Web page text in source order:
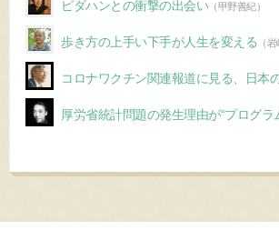
ピダハンとの衝撃の出会い （甲野善紀）
歩き方の上手い下手が人生を変える （
コロナワクチン関連報道に見る、日本
厚労省統計問題の発生理由が“プログ